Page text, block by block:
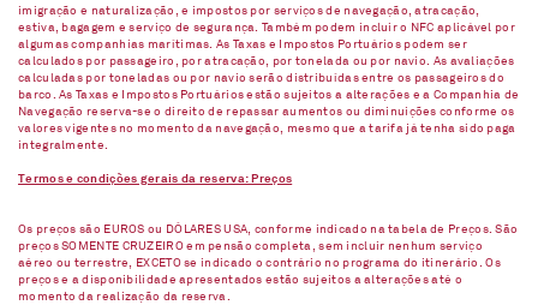
imigração e naturalização, e impostos por serviços de navegação, atracação,
estiva, bagagem e serviço de segurança. Também podem incluir o NFC aplicável por
algumas companhias marítimas. As Taxas e Impostos Portuários podem ser
calculados por passageiro, por atracação, por tonelada ou por navio. As avaliações
calculadas por toneladas ou por navio serão distribuídas entre os passageiros do
barco. As Taxas e Impostos Portuários estão sujeitos a alterações e a Companhia de
Navegação reserva-se o direito de repassar aumentos ou diminuições conforme os
valores vigentes no momento da navegação, mesmo que a tarifa já tenha sido paga
integralmente.
Termos e condições gerais da reserva: Preços
Os preços são EUROS ou DÓLARES USA, conforme indicado na tabela de Preços. São
preços SOMENTE CRUZEIRO em pensão completa, sem incluir nenhum serviço
aéreo ou terrestre, EXCETO se indicado o contrário no programa do itinerário. Os
preços e a disponibilidade apresentados estão sujeitos a alterações até o
momento da realização da reserva.